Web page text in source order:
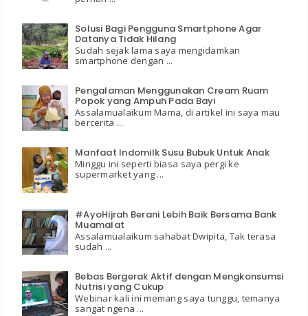
Solusi Bagi Pengguna Smartphone Agar
Datanya Tidak Hilang
Sudah sejak lama saya mengidamkan
smartphone dengan ...
Pengalaman Menggunakan Cream Ruam
Popok yang Ampuh Pada Bayi
Assalamualaikum Mama, di artikel ini saya mau
bercerita ...
Manfaat Indomilk Susu Bubuk Untuk Anak
Minggu ini seperti biasa saya pergi ke
supermarket yang ...
#AyoHijrah Berani Lebih Baik Bersama Bank
Muamalat
Assalamualaikum sahabat Dwipita, Tak terasa
sudah ...
Bebas Bergerak Aktif dengan Mengkonsumsi
Nutrisi yang Cukup
Webinar kali ini memang saya tunggu, temanya
sangat ngena ...